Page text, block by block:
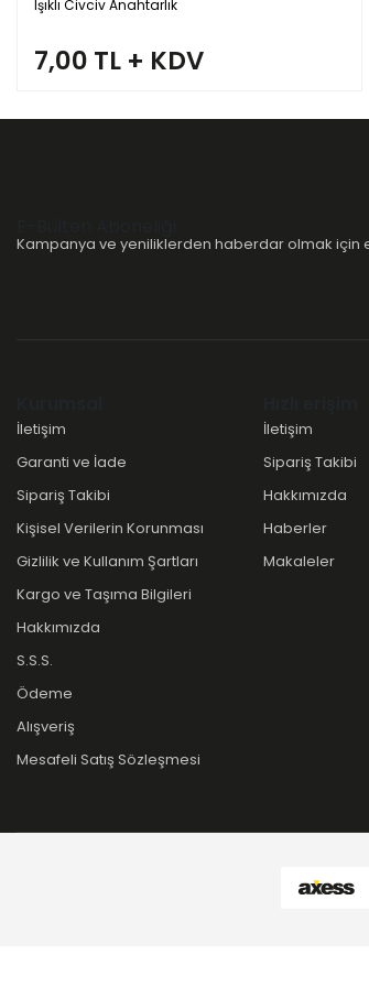
Işıklı Civciv Anahtarlık
7,00 TL + KDV
Kampanya ve yeniliklerden haberdar olmak için
İletişim
Garanti ve İade
Sipariş Takibi
Kişisel Verilerin Korunması
Gizlilik ve Kullanım Şartları
Kargo ve Taşıma Bilgileri
Hakkımızda
S.S.S.
Ödeme
Alışveriş
Mesafeli Satış Sözleşmesi
İletişim
Sipariş Takibi
Hakkımızda
Haberler
Makaleler